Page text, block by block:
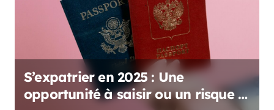
S’expatrier en 2025 : Une
opportunité à saisir ou un risque à